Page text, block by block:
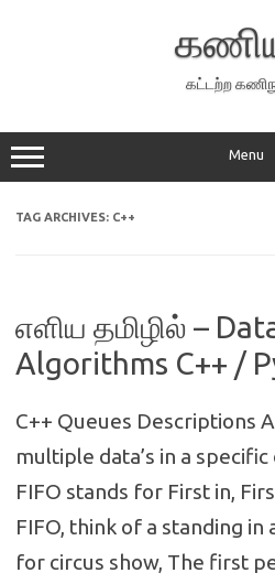
கட்டற்ற
Menu
TAG ARCHIVES: C++
எளிய தமிழில் –
Algorithms C++ /
C++ Queues Descriptions
multiple data’s in a
FIFO stands for First in,
FIFO, think of a standing in
for circus show, The first